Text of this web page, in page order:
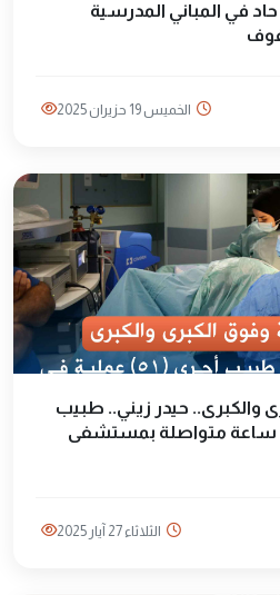
في المباني المدرسية
الخميس 19 حزيران 2025
والكبرى.. حيدر زيني.. طبيب
(51) عملية في (28) ساعة متواصلة بمستشفى
الثلاثاء 27 آيار 2025